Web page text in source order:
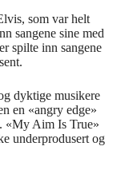
som var helt
sangene sine med
spilte inn sangene
dyktige musikere
en «angry edge»
«My Aim Is True»
underprodusert og